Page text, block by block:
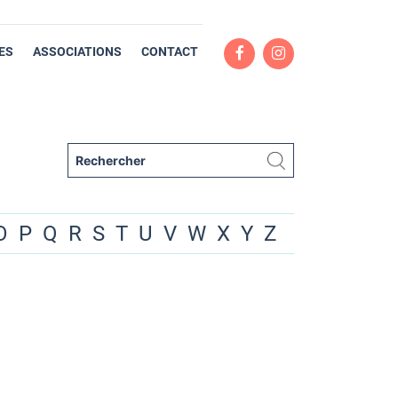
ASSOCIATIONS CONTACT
P Q R S T U V W X Y Z